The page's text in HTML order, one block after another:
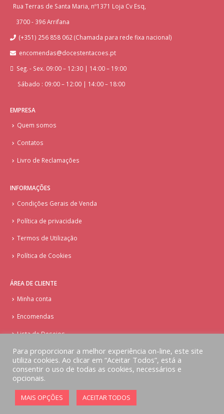
Rua Terras de Santa Maria, nº1371 Loja Cv Esq,
3700 - 396 Arrifana
(+351) 256 858 062 (Chamada para rede fixa nacional)
encomendas@docestentacoes.pt
Seg. - Sex. 09:00 – 12:30 | 14:00 – 19:00
Sábado : 09:00 – 12:00 | 14:00 – 18:00
EMPRESA
Quem somos
Contatos
Livro de Reclamações
INFORMAÇÕES
Condições Gerais de Venda
Política de privacidade
Termos de Utilização
Política de Cookies
ÁREA DE CLIENTE
Minha conta
Encomendas
Lista de Desejos
© Copyright - Doces Tentações - Cake Design
Implementado por AlbergueDigital.com
Para proporcionar a melhor experiência on-line, este site
utiliza cookies. Ao clicar em “Aceitar Todos”, está a
consentir o uso de todas as cookies, necessários e
opcionais.
MAIS OPÇÕES ACEITAR TODOS